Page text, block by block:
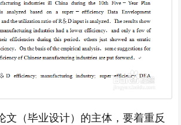
文（毕业设计）的主体，要着重反